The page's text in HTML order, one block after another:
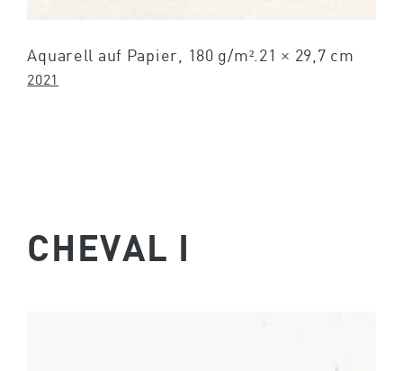
Aquarell auf Papier, 180 g/m².21 × 29,7 cm
2021
CHEVAL I